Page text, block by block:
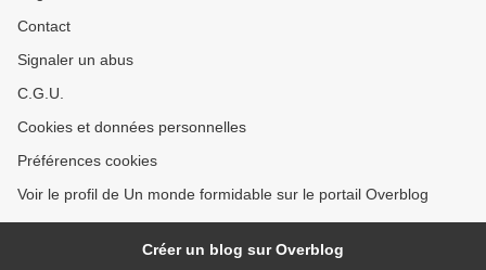
Contact
Signaler un abus
C.G.U.
Cookies et données personnelles
Préférences cookies
Voir le profil de Un monde formidable sur le portail Overblog
Créer un blog sur Overblog